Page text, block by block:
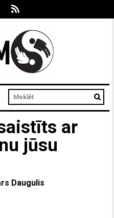
ar
jūsu
Daugulis